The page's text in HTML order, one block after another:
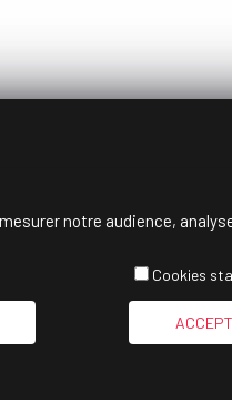
notre audience,
Cookies